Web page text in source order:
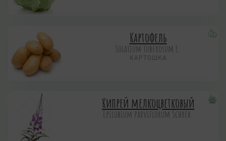
Картофель
Solatium tuberosum L.
КАРТОШКА
Кипрей мелкоцветковый
Epilobium parviflorum Schreb.